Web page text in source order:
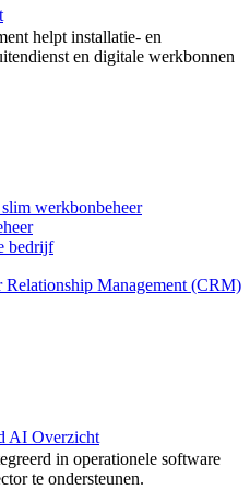
helpt installatie- en
en digitale werkbonnen
werkbonbeheer
bedrijf
Relationship Management (CRM)
AI Overzicht
in operationele software
te ondersteunen.